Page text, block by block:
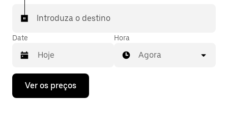
Introduza o destino
Date
Prima
tecla
Hora
Agora
Ver os preços